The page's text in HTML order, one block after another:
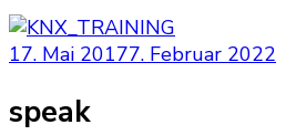
17. Mai 20177. Februar 2022
speak